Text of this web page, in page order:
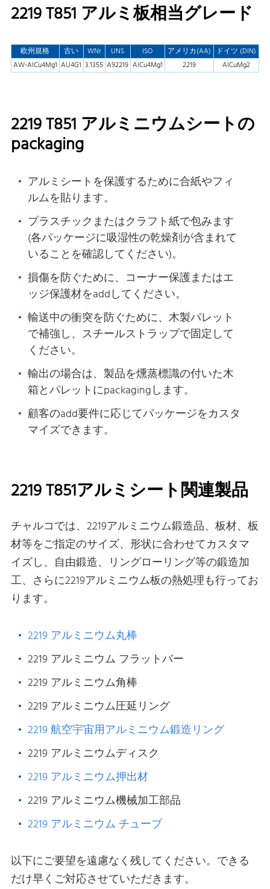
2219 T851 アルミ板相当グレード
欧州規格 古い WNr UNS ISO アメリカ(AA)
ドイツ (DIN)
AW-AlCu4Mg1 AU4G1 3.1355 A92219 AlCu4Mg1 2219 AlCuMg2
2219 T851 アルミニウムシートの
packaging
アルミシートを保護するために合紙やフィ
ルムを貼ります。
プラスチックまたはクラフト紙で包みます
(各パッケージに吸湿性の乾燥剤が含まれて
いることを確認してください)。
損傷を防ぐために、コーナー保護またはエ
ッジ保護材をaddしてください。
輸送中の衝突を防ぐために、木製パレット
で補強し、スチールストラップで固定して
ください。
輸出の場合は、製品を燻蒸標識の付いた木
箱とパレットにpackagingします。
顧客のadd要件に応じてパッケージをカスタ
マイズできます。
2219 T851アルミシート関連製品
チャルコでは、2219アルミニウム鍛造品、板材、板
材等をご指定のサイズ、形状に合わせてカスタマ
イズし、自由鍛造、リングローリング等の鍛造加
工、さらに2219アルミニウム板の熱処理も行ってお
ります。
2219 アルミニウム丸棒
2219 アルミニウム フラットバー
2219 アルミニウム角棒
2219 アルミニウム圧延リング
2219 航空宇宙用アルミニウム鍛造リング
2219 アルミニウムディスク
2219 アルミニウム押出材
2219 アルミニウム機械加工部品
2219 アルミニウム チューブ
以下にご要望を遠慮なく残してください。できる
だけ早くご対応させていただきます。